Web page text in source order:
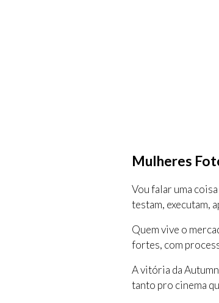
Mulheres
Vou falar uma
testam, executam,
Quem vive o
fortes, com
A vitória da
tanto pro cinema